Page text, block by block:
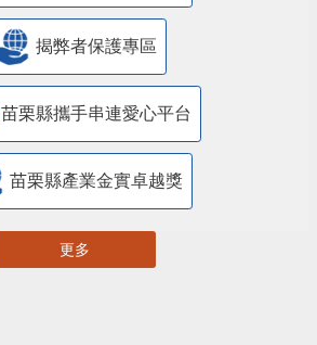
揭弊者保護專區
苗栗縣攜手串連愛心平台
苗栗縣產業金實卓越獎
更多